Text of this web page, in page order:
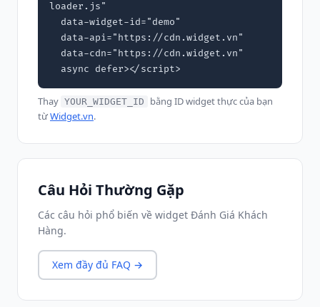
loader.js"
  async defer></script>
Thay YOUR_WIDGET_ID
bằng ID widget thực của bạn
từWidget.vn.
Câu Hỏi Thường Gặp
Các câu hỏi phổ biến về widget Đánh Giá Khách
Hàng.
Xem đầy đủ FAQ →